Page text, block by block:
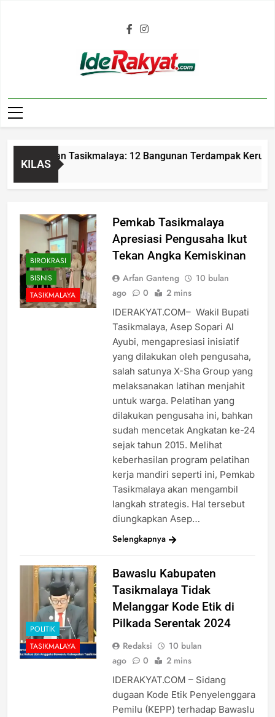
Iderakyat.com
KILAS
Tasikmalaya: 12 Bangunan Terdampak Kerugian
BIROKRASI
BISNIS
TASIKMALAYA
Pemkab Tasikmalaya
Apresiasi Pengusaha Ikut
Tekan Angka Kemiskinan
Arfan Ganteng
10 bulan
ago
0 2 mins
IDERAKYAT.COM– Wakil Bupati
Tasikmalaya, Asep Sopari Al
Ayubi, mengapresiasi inisiatif
yang dilakukan oleh pengusaha,
salah satunya X-Sha Group yang
melaksanakan latihan menjahit
untuk warga. Pelatihan yang
dilakukan pengusaha ini, bahkan
sudah mencetak Angkatan ke-24
sejak tahun 2015. Melihat
keberhasilan program pelatihan
kerja mandiri seperti ini, Pemkab
Tasikmalaya akan mengambil
langkah strategis. Hal tersebut
diungkapkan Asep…
Selengkapnya
POLITIK
TASIKMALAYA
Bawaslu Kabupaten
Tasikmalaya Tidak
Melanggar Kode Etik di
Pilkada Serentak 2024
Redaksi
10 bulan
ago
0 2 mins
IDERAKYAT.COM – Sidang
dugaan Kode Etik Penyelenggara
Pemilu (KEPP) terhadap Bawaslu